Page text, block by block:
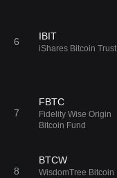
6 IBIT
iShares Bitcoin Trust
7
FBTC
Fidelity Wise Origin
Bitcoin Fund
8
BTCW
WisdomTree Bitcoin